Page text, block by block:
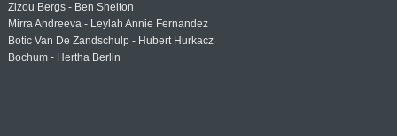
Zizou Bergs - Ben Shelton
Mirra Andreeva - Leylah Annie Fernandez
Botic Van De Zandschulp - Hubert Hurkacz
Bochum - Hertha Berlin